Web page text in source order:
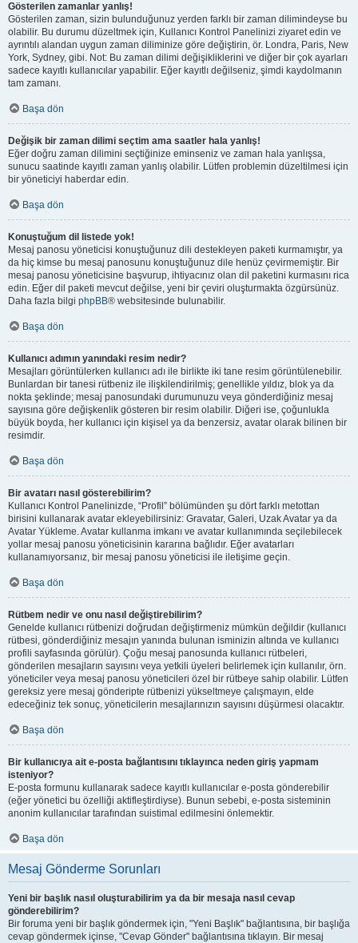
Gösterilen zamanlar yanlış!
Gösterilen zaman, sizin bulunduğunuz yerden farklı bir zaman dilimindeyse bu
olabilir. Bu durumu düzeltmek için, Kullanıcı Kontrol Panelinizi ziyaret edin ve
ayrıntılı alandan uygun zaman diliminize göre değiştirin, ör. Londra, Paris, New
York, Sydney, gibi. Not: Bu zaman dilimi değişikliklerini ve diğer bir çok ayarları
sadece kayıtlı kullanıcılar yapabilir. Eğer kayıtlı değilseniz, şimdi kaydolmanın
tam zamanı.
Başa dön
Değişik bir zaman dilimi seçtim ama saatler hala yanlış!
Eğer doğru zaman dilimini seçtiğinize eminseniz ve zaman hala yanlışsa,
sunucu saatinde kayıtlı zaman yanlış olabilir. Lütfen problemin düzeltilmesi için
bir yöneticiyi haberdar edin.
Başa dön
Konuştuğum dil listede yok!
Mesaj panosu yöneticisi konuştuğunuz dili destekleyen paketi kurmamıştır, ya
da hiç kimse bu mesaj panosunu konuştuğunuz dile henüz çevirmemiştir. Bir
mesaj panosu yöneticisine başvurup, ihtiyacınız olan dil paketini kurmasını rica
edin. Eğer dil paketi mevcut değilse, yeni bir çeviri oluşturmakta özgürsünüz.
Daha fazla bilgi phpBB® websitesinde bulunabilir.
Başa dön
Kullanıcı adımın yanındaki resim nedir?
Mesajları görüntülerken kullanıcı adı ile birlikte iki tane resim görüntülenebilir.
Bunlardan bir tanesi rütbeniz ile ilişkilendirilmiş; genellikle yıldız, blok ya da
nokta şeklinde; mesaj panosundaki durumunuzu veya gönderdiğiniz mesaj
sayısına göre değişkenlik gösteren bir resim olabilir. Diğeri ise, çoğunlukla
büyük boyda, her kullanıcı için kişisel ya da benzersiz, avatar olarak bilinen bir
resimdir.
Başa dön
Bir avatarı nasıl gösterebilirim?
Kullanıcı Kontrol Panelinizde, “Profil” bölümünden şu dört farklı metottan
birisini kullanarak avatar ekleyebilirsiniz: Gravatar, Galeri, Uzak Avatar ya da
Avatar Yükleme. Avatar kullanma imkanı ve avatar kullanımında seçilebilecek
yollar mesaj panosu yöneticisinin kararına bağlıdır. Eğer avatarları
kullanamıyorsanız, bir mesaj panosu yöneticisi ile iletişime geçin.
Başa dön
Rütbem nedir ve onu nasıl değiştirebilirim?
Genelde kullanıcı rütbenizi doğrudan değiştirmeniz mümkün değildir (kullanıcı
rütbesi, gönderdiğiniz mesajın yanında bulunan isminizin altında ve kullanıcı
profili sayfasında görülür). Çoğu mesaj panosunda kullanıcı rütbeleri,
gönderilen mesajların sayısını veya yetkili üyeleri belirlemek için kullanılır, örn.
yöneticiler veya mesaj panosu yöneticileri özel bir rütbeye sahip olabilir. Lütfen
gereksiz yere mesaj gönderipte rütbenizi yükseltmeye çalışmayın, elde
edeceğiniz tek sonuç, yöneticilerin mesajlarınızın sayısını düşürmesi olacaktır.
Başa dön
Bir kullanıcıya ait e-posta bağlantısını tıklayınca neden giriş yapmam
isteniyor?
E-posta formunu kullanarak sadece kayıtlı kullanıcılar e-posta gönderebilir
(eğer yönetici bu özelliği aktifleştirdiyse). Bunun sebebi, e-posta sisteminin
anonim kullanıcılar tarafından suistimal edilmesini önlemektir.
Başa dön
Mesaj Gönderme Sorunları
Yeni bir başlık nasıl oluşturabilirim ya da bir mesaja nasıl cevap
gönderebilirim?
Bir foruma yeni bir başlık göndermek için, "Yeni Başlık" bağlantısına, bir başlığa
cevap göndermek içinse, "Cevap Gönder" bağlantısına tıklayın. Bir mesaj